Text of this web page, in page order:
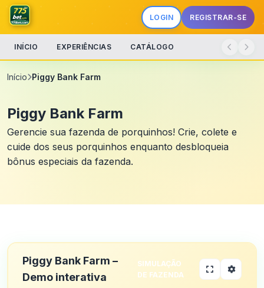
LOGIN REGISTRAR-SE
INÍCIO EXPERIÊNCIAS CATÁLOGO
Início Piggy Bank Farm
Piggy Bank Farm
Gerencie sua fazenda de porquinhos! Crie, colete e
cuide dos seus porquinhos enquanto desbloqueia
bônus especiais da fazenda.
Piggy Bank Farm –
Demo interativa
SIMULAÇÃO
DE FAZENDA